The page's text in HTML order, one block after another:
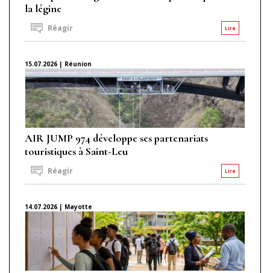
la légine
Lire
Réagir
15.07.2026 | Réunion
AIR JUMP 974 développe ses partenariats
touristiques à Saint-Leu
Lire
Réagir
14.07.2026 | Mayotte